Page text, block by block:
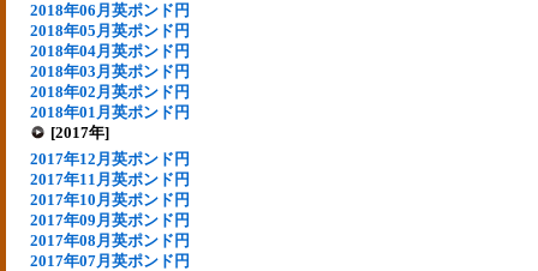
2018年06月英ポンド円
2018年05月英ポンド円
2018年04月英ポンド円
2018年03月英ポンド円
2018年02月英ポンド円
2018年01月英ポンド円
[2017年]
2017年12月英ポンド円
2017年11月英ポンド円
2017年10月英ポンド円
2017年09月英ポンド円
2017年08月英ポンド円
2017年07月英ポンド円